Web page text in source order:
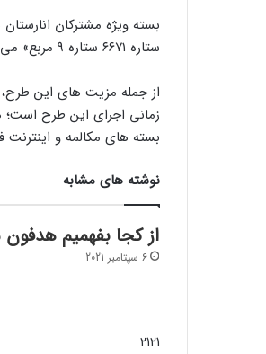
ستاره ۶۶۷۱ ستاره ۹ مربع» می توان آن را با قیمت ۷ هزار تومان خریداری کرد.
از جمله مزیت های این
زمانی اجرای این طرح
بسته های مکالمه و اینترنت
نوشته های مشابه
از کجا بفهمیم
6 سپتامبر 2021
۲۱۲۱